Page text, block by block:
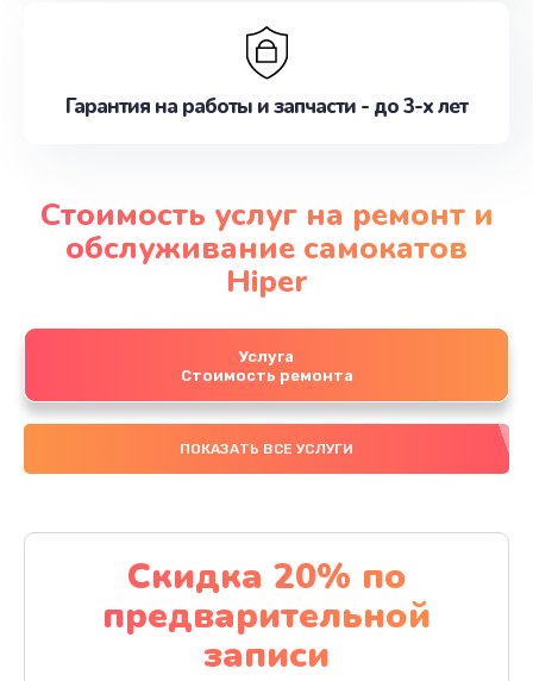
Гарантия на работы и запчасти - до 3-х лет
Стоимость услуг на ремонт и
обслуживание самокатов
Hiper
Услуга
Стоимость ремонта
ПОКАЗАТЬ ВСЕ УСЛУГИ
Скидка 20% по
предварительной
записи